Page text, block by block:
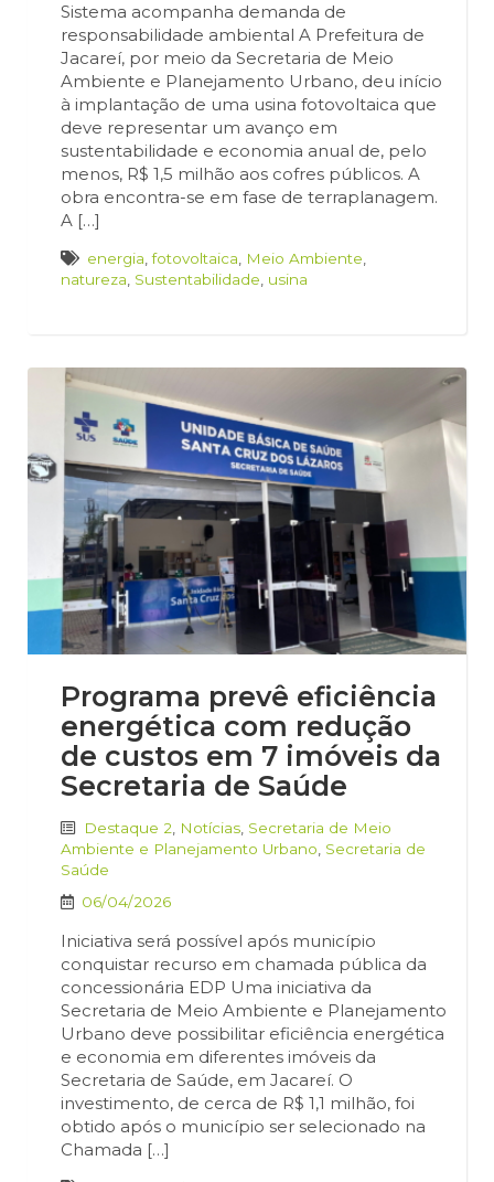
Sistema acompanha demanda de
responsabilidade ambiental A Prefeitura de
Jacareí, por meio da Secretaria de Meio
Ambiente e Planejamento Urbano, deu início
à implantação de uma usina fotovoltaica que
deve representar um avanço em
sustentabilidade e economia anual de, pelo
menos, R$ 1,5 milhão aos cofres públicos. A
obra encontra-se em fase de terraplanagem.
A […]
energia ,fotovoltaica Meio Ambiente
natureza Sustentabilidade usina
Programa prevê eficiência
energética com redução
de custos em 7 imóveis da
Secretaria de Saúde
Destaque 2 Notícias Secretaria de Meio
Ambiente e Planejamento Urbano Secretaria de
Saúde
06/04/2026
Iniciativa será possível após município
conquistar recurso em chamada pública da
concessionária EDP Uma iniciativa da
Secretaria de Meio Ambiente e Planejamento
Urbano deve possibilitar eficiência energética
e economia em diferentes imóveis da
Secretaria de Saúde, em Jacareí. O
investimento, de cerca de R$ 1,1 milhão, foi
obtido após o município ser selecionado na
Chamada […]